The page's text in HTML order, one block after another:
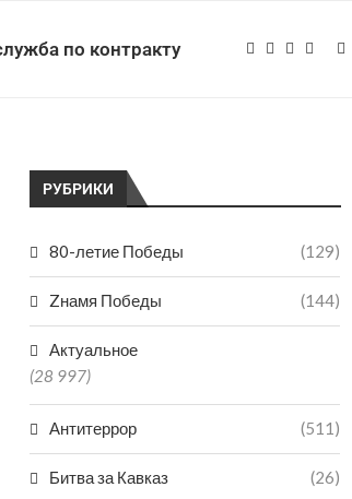
по контракту
РУБРИКИ
80-летие Победы (129)
Zнамя Победы (144)
Актуальное
(28 997)
Антитеррор (511)
Битва за Кавказ (26)